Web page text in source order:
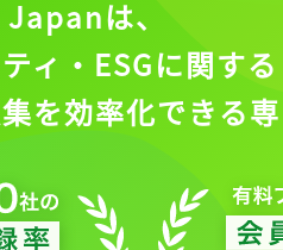
は、
ィ・ESGに関する
を効率化できる